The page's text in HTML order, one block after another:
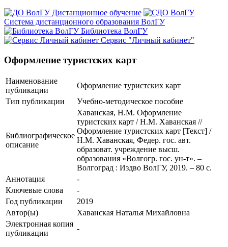
Дистанционное обучение
Система дистанционного образования ВолГУ
Библиотека ВолГУ
Сервис "Личный кабинет"
Оформление туристских карт
Наименование
публикации
Оформление туристских карт
Тип публикации
Учебно-методическое пособие
Библиографическое
описание
Хаванская, Н.М. Оформление
туристских карт / Н.М. Хаванская //
Оформление туристских карт [Текст] /
Н.М. Хаванская, Федер. гос. авт.
образоват. учреждение высш.
образования «Волгогр. гос. ун-т». –
Волгоград : Издво ВолГУ, 2019. – 80 с.
Аннотация
-
Ключевые cлова
-
Год публикации
2019
Автор(ы)
Хаванская Наталья Михайловна
Электронная копия
публикации
-